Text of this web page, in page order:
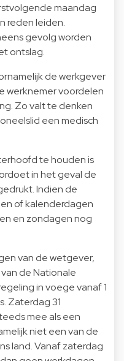
maandag
reden leiden.
gevolg worden
ontslag.
de werkgever
werknemer voordelen
Zo valt te denken
een medisch
te houden is
in het geval de
Indien de
of kalenderdagen
en zondagen nog
van de wetgever,
de Nationale
in voege vanaf 1
Zaterdag 31
mee als een
niet een van de
land. Vanaf zaterdag